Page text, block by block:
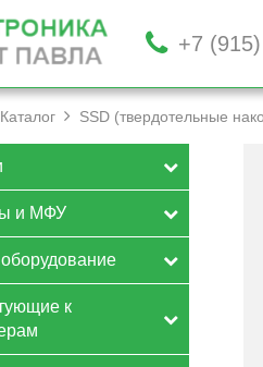
+7
Каталог SSD (твердотельные
и МФУ
к